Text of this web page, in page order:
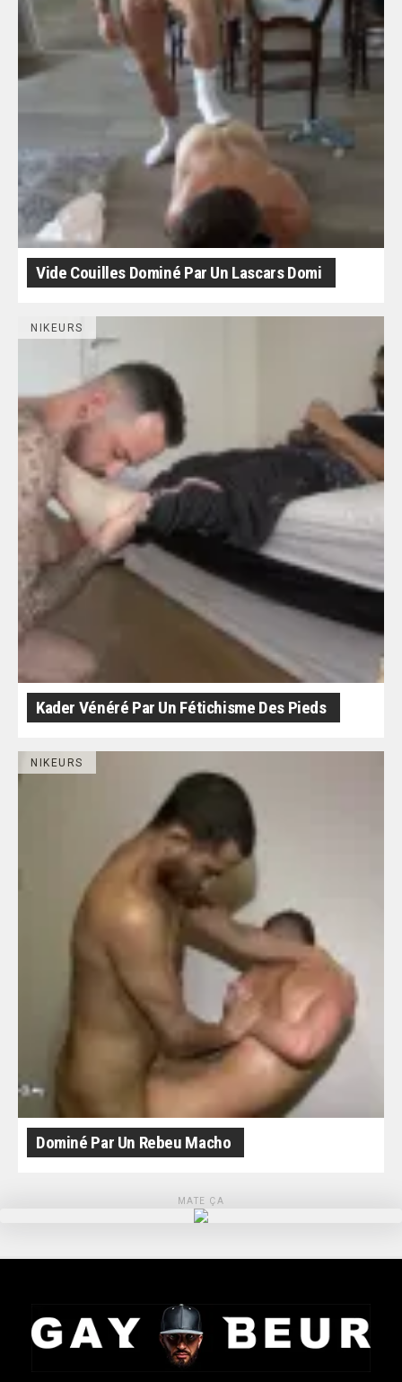
Vide Couilles Dominé Par Un Lascars Domi
NIKEURS
Kader Vénéré Par Un Fétichisme Des Pieds
NIKEURS
Dominé Par Un Rebeu Macho
MATE ÇA